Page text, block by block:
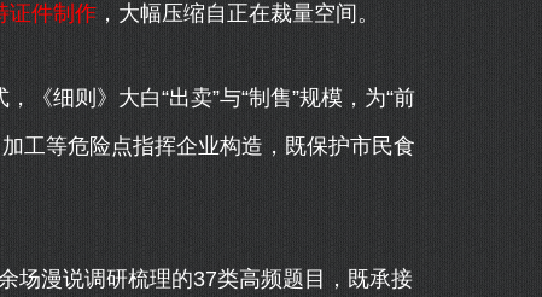
证件制作 ，大幅压缩自正在裁量空间。
细则》大白“出卖”与“制售”规模，为“前
工等危险点指挥企业构造，既保护市民食
漫说调研梳理的37类高频题目，既承接